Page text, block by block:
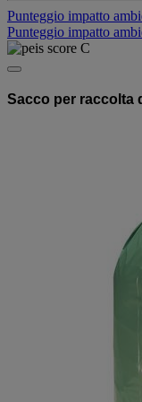
Punteggio impatto
Punteggio impatto
Sacco per raccolta